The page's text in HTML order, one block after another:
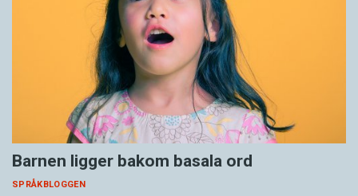
Barnen ligger bakom basala ord
SPRÅKBLOGGEN